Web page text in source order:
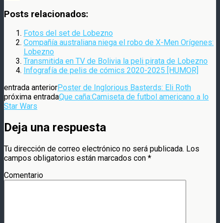
Posts relacionados:
Fotos del set de Lobezno
Compañía australiana niega el robo de X-Men Orígenes:
Lobezno
Transmitida en TV de Bolivia la peli pirata de Lobezno
Infografía de pelis de cómics 2020-2025 [HUMOR]
entrada anteriorPoster de Inglorious Basterds: Eli Roth
próxima entradaQue caña:Camiseta de futbol americano a lo
Star Wars
Deja una respuesta
Tu dirección de correo electrónico no será publicada. Los
campos obligatorios están marcados con *
Comentario